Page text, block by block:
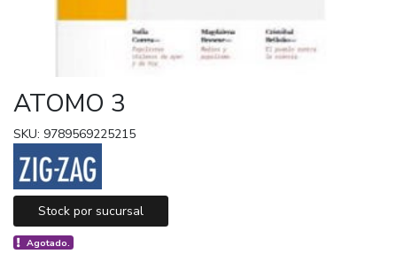
ATOMO 3
SKU: 9789569225215
Stock por sucursal
Agotado.